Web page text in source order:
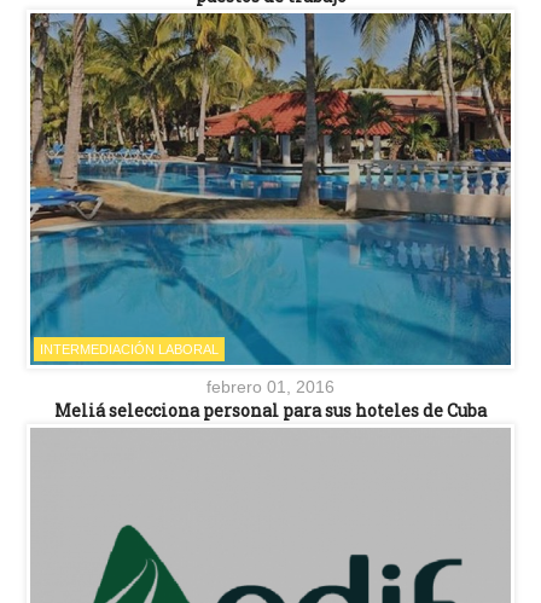
INTERMEDIACIÓN LABORAL
febrero 01, 2016
Meliá selecciona personal para sus hoteles de Cuba